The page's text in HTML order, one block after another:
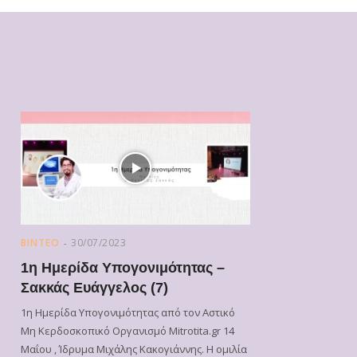
ΒΙΝΤΕΟ 30/07/2023
1η Ημερίδα Υπογονιμότητας –
Σακκάς Ευάγγελος (7)
1η Ημερίδα Υπογονιμότητας από τον Αστικό
Μη Κερδοσκοπικό Οργανισμό Mitrotita.gr 14
Μαΐου , Ίδρυμα Μιχάλης Κακογιάννης. Η ομιλία